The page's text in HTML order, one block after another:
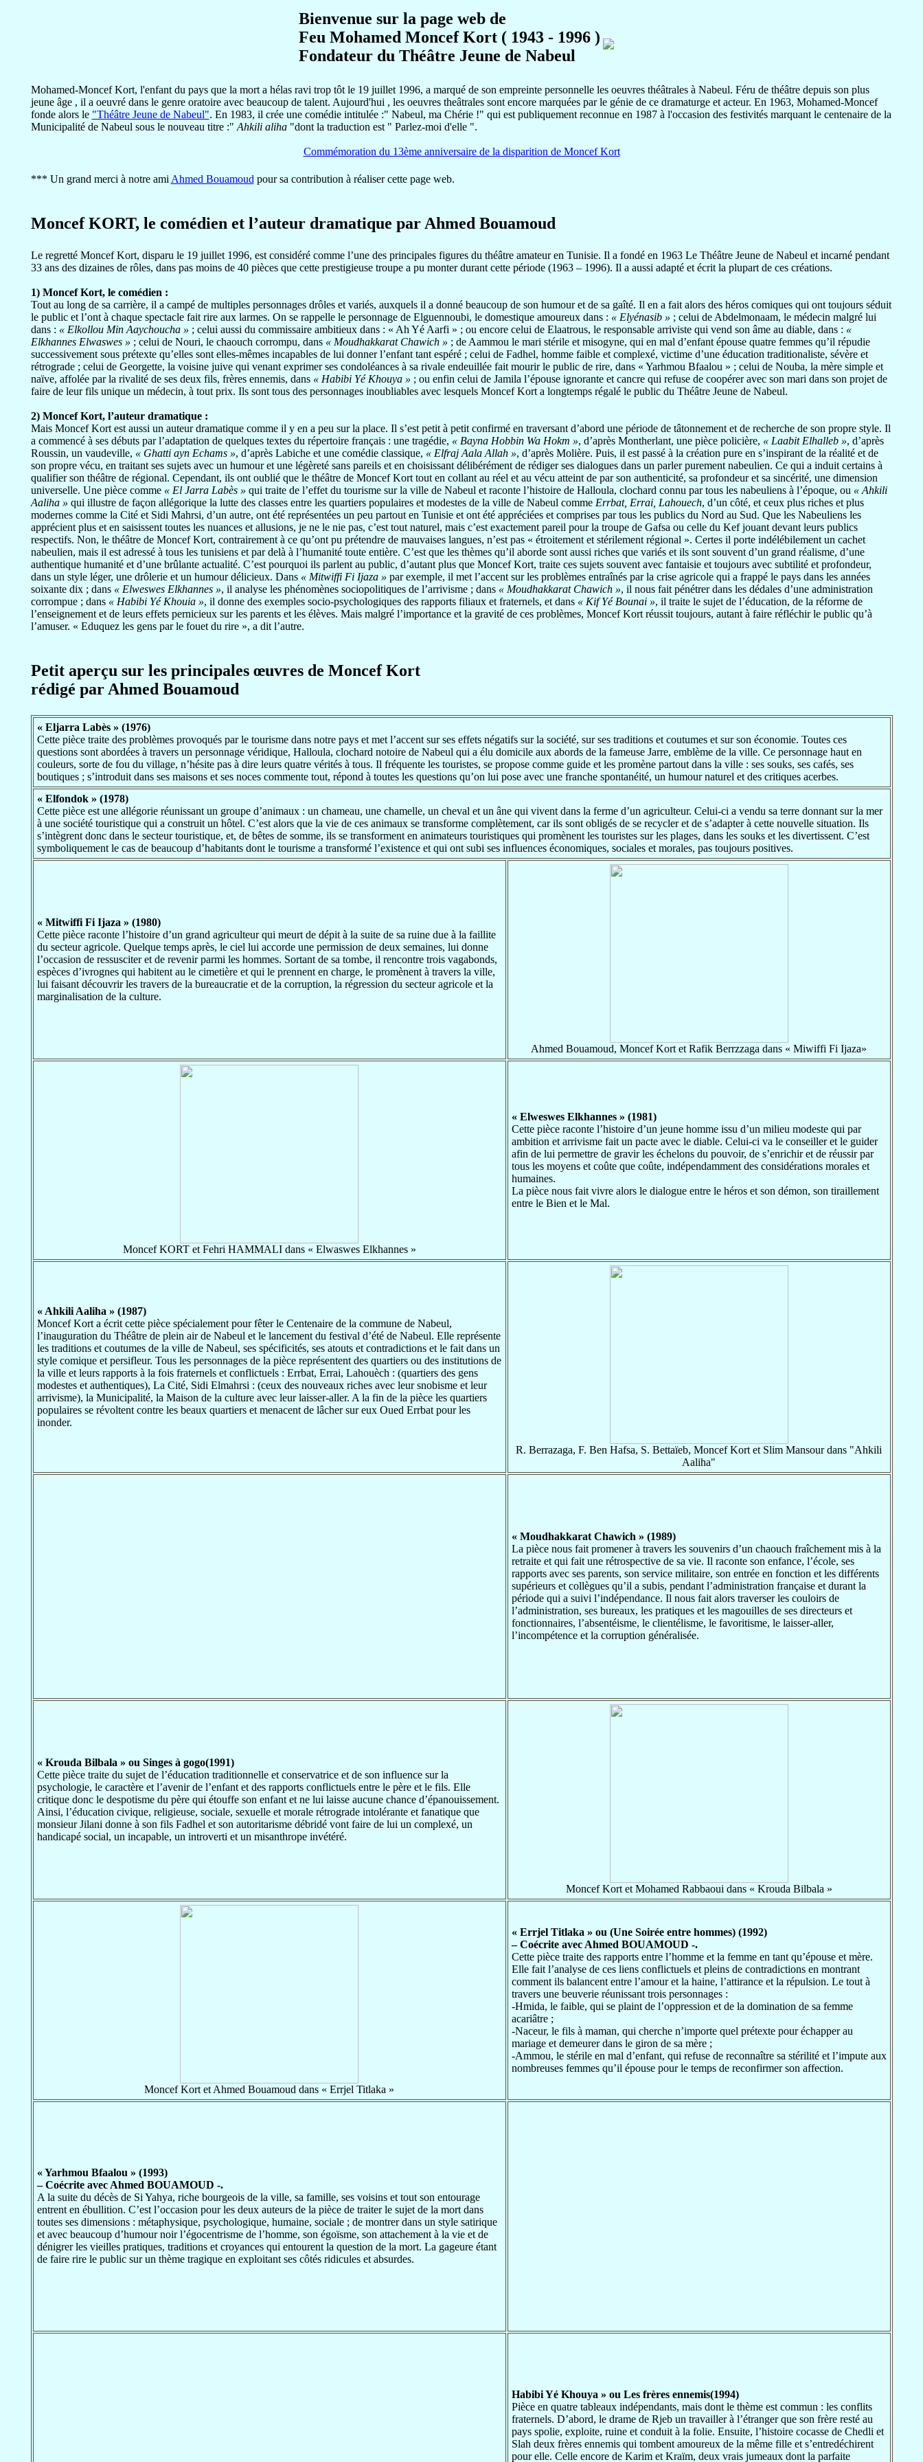
Bienvenue sur la page web de
Feu Mohamed Moncef Kort ( 1943 - 1996 )
Fondateur du Théâtre Jeune de Nabeul
Mohamed-Moncef Kort, l'enfant du pays que la mort a hélas ravi trop tôt le 19 juillet 1996, a marqué de son empreinte personnelle les oeuvres théâtrales à Nabeul. Féru de théâtre depuis son plus
jeune âge , il a oeuvré dans le genre oratoire avec beaucoup de talent. Aujourd'hui , les oeuvres theâtrales sont encore marquées par le génie de ce dramaturge et acteur. En 1963, Mohamed-Moncef
fonde alors le "Théâtre Jeune de Nabeul". En 1983, il crée une comédie intitulée :" Nabeul, ma Chérie !" qui est publiquement reconnue en 1987 à l'occasion des festivités marquant le centenaire de la
Municipalité de Nabeul sous le nouveau titre :" Ahkili aliha "dont la traduction est " Parlez-moi d'elle ".
Commémoration du 13ème anniversaire de la disparition de Moncef Kort
*** Un grand merci à notre ami Ahmed Bouamoud pour sa contribution à réaliser cette page web.
Moncef KORT, le comédien et l’auteur dramatique par Ahmed Bouamoud
Le regretté Moncef Kort, disparu le 19 juillet 1996, est considéré comme l’une des principales figures du théâtre amateur en Tunisie. Il a fondé en 1963 Le Théâtre Jeune de Nabeul et incarné pendant
33 ans des dizaines de rôles, dans pas moins de 40 pièces que cette prestigieuse troupe a pu monter durant cette période (1963 – 1996). Il a aussi adapté et écrit la plupart de ces créations.
1) Moncef Kort, le comédien :
Tout au long de sa carrière, il a campé de multiples personnages drôles et variés, auxquels il a donné beaucoup de son humour et de sa gaîté. Il en a fait alors des héros comiques qui ont toujours séduit
le public et l’ont à chaque spectacle fait rire aux larmes. On se rappelle le personnage de Elguennoubi, le domestique amoureux dans : « Elyénasib » ; celui de Abdelmonaam, le médecin malgré lui
dans : « Elkollou Min Aaychoucha » ; celui aussi du commissaire ambitieux dans : « Ah Yé Aarfi » ; ou encore celui de Elaatrous, le responsable arriviste qui vend son âme au diable, dans : «
Elkhannes Elwaswes » ; celui de Nouri, le chaouch corrompu, dans« Moudhakkarat Chawich » ; de Aammou le mari stérile et misogyne, qui en mal d’enfant épouse quatre femmes qu’il répudie
successivement sous prétexte qu’elles sont elles-mêmes incapables de lui donner l’enfant tant espéré ; celui de Fadhel, homme faible et complexé, victime d’une éducation traditionaliste, sévère et
rétrograde ; celui de Georgette, la voisine juive qui venant exprimer ses condoléances à sa rivale endeuillée fait mourir le public de rire, dans « Yarhmou Bfaalou » ; celui de Nouba, la mère simple et
naïve, affolée par la rivalité de ses deux fils, frères ennemis, dans« Habibi Yé Khouya » ; ou enfin celui de Jamila l’épouse ignorante et cancre qui refuse de coopérer avec son mari dans son projet de
faire de leur fils unique un médecin, à tout prix. Ils sont tous des personnages inoubliables avec lesquels Moncef Kort a longtemps régalé le public du Théâtre Jeune de Nabeul.
2) Moncef Kort, l’auteur dramatique :
Mais Moncef Kort est aussi un auteur dramatique comme il y en a peu sur la place. Il s’est petit à petit confirmé en traversant d’abord une période de tâtonnement et de recherche de son propre style. Il
a commencé à ses débuts par l’adaptation de quelques textes du répertoire français : une tragédie, « Bayna Hobbin Wa Hokm », d’après Montherlant, une pièce policière, « Laabit Elhalleb », d’après
Roussin, un vaudeville, « Ghatti ayn Echams », d’après Labiche et une comédie classique, « Elfraj Aala Allah », d’après Molière. Puis, il est passé à la création pure en s’inspirant de la réalité et de
son propre vécu, en traitant ses sujets avec un humour et une légèreté sans pareils et en choisissant délibérément de rédiger ses dialogues dans un parler purement nabeulien. Ce qui a induit certains à
qualifier son théâtre de régional. Cependant, ils ont oublié que le théâtre de Moncef Kort tout en collant au réel et au vécu atteint de par son authenticité, sa profondeur et sa sincérité, une dimension
universelle. Une pièce comme « El Jarra Labès » qui traite de l’effet du tourisme sur la ville de Nabeul et raconte l’histoire de Halloula, clochard connu par tous les nabeuliens à l’époque, ou « Ahkili
Aaliha » qui illustre de façon allégorique la lutte des classes entre les quartiers populaires et modestes de la ville de Nabeul comme Errbat, Errai, Lahouech, d’un côté, et ceux plus riches et plus
modernes comme la Cité et Sidi Mahrsi, d’un autre, ont été représentées un peu partout en Tunisie et ont été appréciées et comprises par tous les publics du Nord au Sud. Que les Nabeuliens les
apprécient plus et en saisissent toutes les nuances et allusions, je ne le nie pas, c’est tout naturel, mais c’est exactement pareil pour la troupe de Gafsa ou celle du Kef jouant devant leurs publics
respectifs. Non, le théâtre de Moncef Kort, contrairement à ce qu’ont pu prétendre de mauvaises langues, n’est pas « étroitement et stérilement régional ». Certes il porte indélébilement un cachet
nabeulien, mais il est adressé à tous les tunisiens et par delà à l’humanité toute entière. C’est que les thèmes qu’il aborde sont aussi riches que variés et ils sont souvent d’un grand réalisme, d’une
authentique humanité et d’une brûlante actualité. C’est pourquoi ils parlent au public, d’autant plus que Moncef Kort, traite ces sujets souvent avec fantaisie et toujours avec subtilité et profondeur,
dans un style léger, une drôlerie et un humour délicieux. Dans« Mitwiffi Fi Ijaza » par exemple, il met l’accent sur les problèmes entraînés par la crise agricole qui a frappé le pays dans les années
soixante dix ; dans « Elweswes Elkhannes », il analyse les phénomènes sociopolitiques de l’arrivisme ; dans « Moudhakkarat Chawich », il nous fait pénétrer dans les dédales d’une administration
corrompue ; dans « Habibi Yé Khouia », il donne des exemples socio-psychologiques des rapports filiaux et fraternels, et dans « Kif Yé Bounai », il traite le sujet de l’éducation, de la réforme de
l’enseignement et de leurs effets pernicieux sur les parents et les élèves. Mais malgré l’importance et la gravité de ces problèmes, Moncef Kort réussit toujours, autant à faire réfléchir le public qu’à
l’amuser. « Eduquez les gens par le fouet du rire », a dit l’autre.
Petit aperçu sur les principales œuvres de Moncef Kort
rédigé par Ahmed Bouamoud
« Eljarra Labès » (1976)
Cette pièce traite des problèmes provoqués par le tourisme dans notre pays et met l’accent sur ses effets négatifs sur la société, sur ses traditions et coutumes et sur son économie. Toutes ces
questions sont abordées à travers un personnage véridique, Halloula, clochard notoire de Nabeul qui a élu domicile aux abords de la fameuse Jarre, emblème de la ville. Ce personnage haut en
couleurs, sorte de fou du village, n’hésite pas à dire leurs quatre vérités à tous. Il fréquente les touristes, se propose comme guide et les promène partout dans la ville : ses souks, ses cafés, ses
boutiques ; s’introduit dans ses maisons et ses noces commente tout, répond à toutes les questions qu’on lui pose avec une franche spontanéité, un humour naturel et des critiques acerbes.
« Elfondok » (1978)
Cette pièce est une allégorie réunissant un groupe d’animaux : un chameau, une chamelle, un cheval et un âne qui vivent dans la ferme d’un agriculteur. Celui-ci a vendu sa terre donnant sur la mer
à une société touristique qui a construit un hôtel. C’est alors que la vie de ces animaux se transforme complètement, car ils sont obligés de se recycler et de s’adapter à cette nouvelle situation. Ils
s’intègrent donc dans le secteur touristique, et, de bêtes de somme, ils se transforment en animateurs touristiques qui promènent les touristes sur les plages, dans les souks et les divertissent. C’est
symboliquement le cas de beaucoup d’habitants dont le tourisme a transformé l’existence et qui ont subi ses influences économiques, sociales et morales, pas toujours positives.
« Mitwiffi Fi Ijaza » (1980)
Cette pièce raconte l’histoire d’un grand agriculteur qui meurt de dépit à la suite de sa ruine due à la faillite
du secteur agricole. Quelque temps après, le ciel lui accorde une permission de deux semaines, lui donne
l’occasion de ressusciter et de revenir parmi les hommes. Sortant de sa tombe, il rencontre trois vagabonds,
espèces d’ivrognes qui habitent au le cimetière et qui le prennent en charge, le promènent à travers la ville,
lui faisant découvrir les travers de la bureaucratie et de la corruption, la régression du secteur agricole et la
marginalisation de la culture.
Ahmed Bouamoud, Moncef Kort et Rafik Berrzzaga dans « Miwiffi Fi Ijaza»
Moncef KORT et Fehri HAMMALI dans « Elwaswes Elkhannes »
« Elweswes Elkhannes » (1981)
Cette pièce raconte l’histoire d’un jeune homme issu d’un milieu modeste qui par
ambition et arrivisme fait un pacte avec le diable. Celui-ci va le conseiller et le guider
afin de lui permettre de gravir les échelons du pouvoir, de s’enrichir et de réussir par
tous les moyens et coûte que coûte, indépendamment des considérations morales et
humaines.
La pièce nous fait vivre alors le dialogue entre le héros et son démon, son tiraillement
entre le Bien et le Mal.
« Ahkili Aaliha » (1987)
Moncef Kort a écrit cette pièce spécialement pour fêter le Centenaire de la commune de Nabeul,
l’inauguration du Théâtre de plein air de Nabeul et le lancement du festival d’été de Nabeul. Elle représente
les traditions et coutumes de la ville de Nabeul, ses spécificités, ses atouts et contradictions et le fait dans un
style comique et persifleur. Tous les personnages de la pièce représentent des quartiers ou des institutions de
la ville et leurs rapports à la fois fraternels et conflictuels : Errbat, Errai, Lahouèch : (quartiers des gens
modestes et authentiques), La Cité, Sidi Elmahrsi : (ceux des nouveaux riches avec leur snobisme et leur
arrivisme), la Municipalité, la Maison de la culture avec leur laisser-aller. A la fin de la pièce les quartiers
populaires se révoltent contre les beaux quartiers et menacent de lâcher sur eux Oued Errbat pour les
inonder.
R. Berrazaga, F. Ben Hafsa, S. Bettaïeb, Moncef Kort et Slim Mansour dans "Ahkili
Aaliha"
« Moudhakkarat Chawich » (1989)
La pièce nous fait promener à travers les souvenirs d’un chaouch fraîchement mis à la
retraite et qui fait une rétrospective de sa vie. Il raconte son enfance, l’école, ses
rapports avec ses parents, son service militaire, son entrée en fonction et les différents
supérieurs et collègues qu’il a subis, pendant l’administration française et durant la
période qui a suivi l’indépendance. Il nous fait alors traverser les couloirs de
l’administration, ses bureaux, les pratiques et les magouilles de ses directeurs et
fonctionnaires, l’absentéisme, le clientélisme, le favoritisme, le laisser-aller,
l’incompétence et la corruption généralisée.
« Krouda Bilbala » ou Singes à gogo(1991)
Cette pièce traite du sujet de l’éducation traditionnelle et conservatrice et de son influence sur la
psychologie, le caractère et l’avenir de l’enfant et des rapports conflictuels entre le père et le fils. Elle
critique donc le despotisme du père qui étouffe son enfant et ne lui laisse aucune chance d’épanouissement.
Ainsi, l’éducation civique, religieuse, sociale, sexuelle et morale rétrograde intolérante et fanatique que
monsieur Jilani donne à son fils Fadhel et son autoritarisme débridé vont faire de lui un complexé, un
handicapé social, un incapable, un introverti et un misanthrope invétéré.
Moncef Kort et Mohamed Rabbaoui dans « Krouda Bilbala »
Moncef Kort et Ahmed Bouamoud dans « Errjel Titlaka »
« Errjel Titlaka » ou (Une Soirée entre hommes) (1992)
– Coécrite avec Ahmed BOUAMOUD -.
Cette pièce traite des rapports entre l’homme et la femme en tant qu’épouse et mère.
Elle fait l’analyse de ces liens conflictuels et pleins de contradictions en montrant
comment ils balancent entre l’amour et la haine, l’attirance et la répulsion. Le tout à
travers une beuverie réunissant trois personnages :
-Hmida, le faible, qui se plaint de l’oppression et de la domination de sa femme
acariâtre ;
-Naceur, le fils à maman, qui cherche n’importe quel prétexte pour échapper au
mariage et demeurer dans le giron de sa mère ;
-Ammou, le stérile en mal d’enfant, qui refuse de reconnaître sa stérilité et l’impute aux
nombreuses femmes qu’il épouse pour le temps de reconfirmer son affection.
« Yarhmou Bfaalou » (1993)
– Coécrite avec Ahmed BOUAMOUD -.
A la suite du décès de Si Yahya, riche bourgeois de la ville, sa famille, ses voisins et tout son entourage
entrent en ébullition. C’est l’occasion pour les deux auteurs de la pièce de traiter le sujet de la mort dans
toutes ses dimensions : métaphysique, psychologique, humaine, sociale ; de montrer dans un style satirique
et avec beaucoup d’humour noir l’égocentrisme de l’homme, son égoïsme, son attachement à la vie et de
dénigrer les vieilles pratiques, traditions et croyances qui entourent la question de la mort. La gageure étant
de faire rire le public sur un thème tragique en exploitant ses côtés ridicules et absurdes.
Habibi Yé Khouya » ou Les frères ennemis(1994)
Pièce en quatre tableaux indépendants, mais dont le thème est commun : les conflits
fraternels. D’abord, le drame de Rjeb un travailler à l’étranger que son frère resté au
pays spolie, exploite, ruine et conduit à la folie. Ensuite, l’histoire cocasse de Chedli et
Slah deux frères ennemis qui tombent amoureux de la même fille et s’entredéchirent
pour elle. Celle encore de Karim et Kraïm, deux vrais jumeaux dont la parfaite